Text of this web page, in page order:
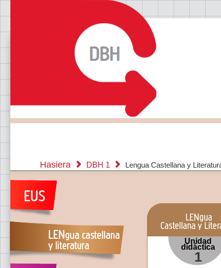
Hasiera DBH 1 Lengua Castellana y
Unidad
didáctica
1